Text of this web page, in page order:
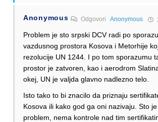
Anonymous OdgovoriAnonymous
Problem je sto srpski DCV radi po
vazdusnog prostora Kosova i Metorhije
rezolucije UN 1244. I po tom sporazumu
prostor je zatvoren, kao i aerodrom
okej, UN je valjda glavno nadlezno telo.
Isto tako to bi znacilo da priznaju
Kosova ili kako god ga oni nazivaju. Sto
problem, nema kontrole nad tim